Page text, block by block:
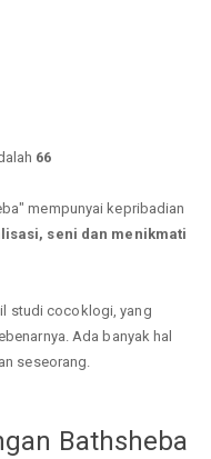
66
mempunyai kepribadian
seni dan menikmati
studi cocoklogi, yang
Ada banyak hal
seseorang.
Bathsheba